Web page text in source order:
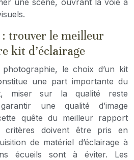
trouver le meilleur
kit d’éclairage
le choix d’un kit
une part importante du
miser sur la qualité reste
une qualité d’image
quête du meilleur rapport
critères doivent être pris en
de matériel d’éclairage à
écueils sont à éviter. Les